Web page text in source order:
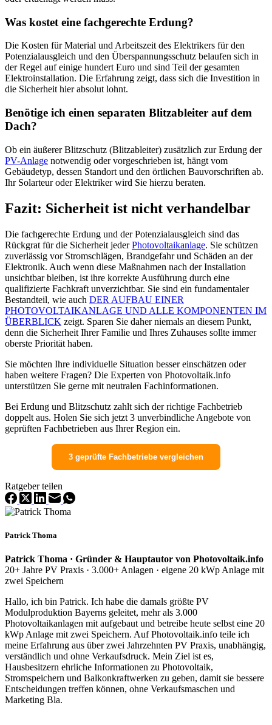
Was kostet eine fachgerechte Erdung?
Die Kosten für Material und Arbeitszeit des Elektrikers für den
Potenzialausgleich und den Überspannungsschutz belaufen sich in
der Regel auf einige hundert Euro und sind Teil der gesamten
Elektroinstallation. Die Erfahrung zeigt, dass sich die Investition in
die Sicherheit hier absolut lohnt.
Benötige ich einen separaten Blitzableiter auf dem
Dach?
Ob ein äußerer Blitzschutz (Blitzableiter) zusätzlich zur Erdung der
PV-Anlage notwendig oder vorgeschrieben ist, hängt vom
Gebäudetyp, dessen Standort und den örtlichen Bauvorschriften ab.
Ihr Solarteur oder Elektriker wird Sie hierzu beraten.
Fazit: Sicherheit ist nicht verhandelbar
Die fachgerechte Erdung und der Potenzialausgleich sind das
Rückgrat für die Sicherheit jederPhotovoltaikanlage. Sie schützen
zuverlässig vor Stromschlägen, Brandgefahr und Schäden an der
Elektronik. Auch wenn diese Maßnahmen nach der Installation
unsichtbar bleiben, ist ihre korrekte Ausführung durch eine
qualifizierte Fachkraft unverzichtbar. Sie sind ein fundamentaler
Bestandteil, wie auch DER AUFBAU EINER
PHOTOVOLTAIKANLAGE UND ALLE KOMPONENTEN IM
ÜBERBLICK zeigt. Sparen Sie daher niemals an diesem Punkt,
denn die Sicherheit Ihrer Familie und Ihres Zuhauses sollte immer
oberste Priorität haben.
Sie möchten Ihre individuelle Situation besser einschätzen oder
haben weitere Fragen? Die Experten von Photovoltaik.info
unterstützen Sie gerne mit neutralen Fachinformationen.
Bei Erdung und Blitzschutz zahlt sich der richtige Fachbetrieb
doppelt aus. Holen Sie sich jetzt 3 unverbindliche Angebote von
geprüften Fachbetrieben aus Ihrer Region ein.
3 geprüfte Fachbetriebe vergleichen
Ratgeber teilen
Patrick Thoma
Patrick Thoma · Gründer & Hauptautor von Photovoltaik.info
20+ Jahre PV Praxis · 3.000+ Anlagen · eigene 20 kWp Anlage mit
zwei Speichern
Hallo, ich bin Patrick. Ich habe die damals größte PV
Modulproduktion Bayerns geleitet, mehr als 3.000
Photovoltaikanlagen mit aufgebaut und betreibe heute selbst eine 20
kWp Anlage mit zwei Speichern. Auf Photovoltaik.info teile ich
meine Erfahrung aus über zwei Jahrzehnten PV Praxis, unabhängig,
verständlich und ohne Verkaufsdruck. Mein Ziel ist es,
Hausbesitzern ehrliche Informationen zu Photovoltaik,
Stromspeichern und Balkonkraftwerken zu geben, damit sie bessere
Entscheidungen treffen können, ohne Verkaufsmaschen und
Marketing Bla.